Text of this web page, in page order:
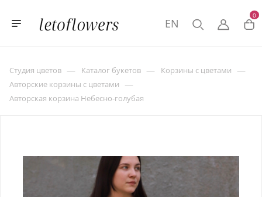
0
EN
Студия цветов — Каталог букетов — Корзины с цветами —
Авторские корзины с цветами —
Авторская корзина Небесно-голубая